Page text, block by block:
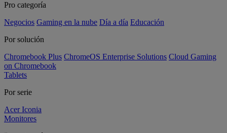
Pro categoría
Negocios Gaming en la nube Día a día Educación
Por solución
Chromebook Plus ChromeOS Enterprise Solutions Cloud Gaming
on Chromebook
Tablets
Por serie
Acer Iconia
Monitores